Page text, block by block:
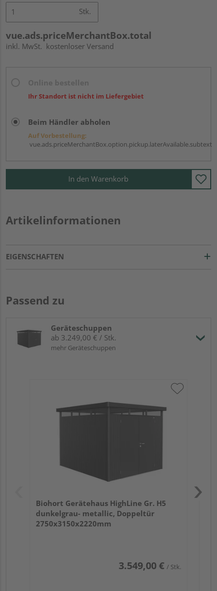
Stk.
vue.ads.priceMerchantBox.total
inkl. MwSt. kostenloser Versand
Ihr Standort ist nicht im Liefergebiet
Beim Händler abholen
Auf Vorbestellung:
vue.ads.priceMerchantBox.option.pickup.laterAvailable.subtext
In den Warenkorb
Artikelinformationen
EIGENSCHAFTEN
Passend zu
Geräteschuppen
ab 3.249,00 € / Stk.
mehr Geräteschuppen
Biohort Gerätehaus HighLine Gr. H5
dunkelgrau- metallic, Doppeltür
2750x3150x2220mm
3.549,00 € / Stk.